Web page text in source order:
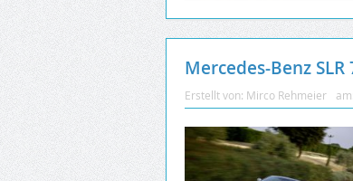
Mercedes-Benz SLR
Erstellt von: Mirco Rehmeier am: